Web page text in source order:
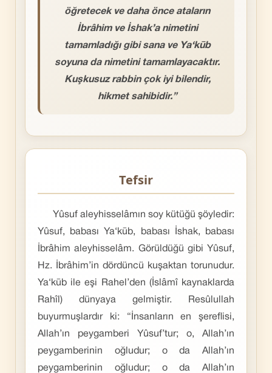
öğretecek ve daha önce ataların
İbrâhim ve İshak’a nimetini
tamamladığı gibi sana ve Ya‘kūb
soyuna da nimetini tamamlayacaktır.
Kuşkusuz rabbin çok iyi bilendir,
hikmet sahibidir.”
Tefsir
Yûsuf aleyhisselâmın soy kütüğü şöyledir:
Yûsuf, babası Ya‘kūb, babası İshak, babası
İbrâhim aleyhisselâm. Görüldüğü gibi Yûsuf,
Hz. İbrâhim’in dördüncü kuşaktan torunudur.
Ya‘kūb ile eşi Rahel’den (İslâmî kaynaklarda
Rahîl) dünyaya gelmiştir. Resûlullah
buyurmuşlardır ki: “İnsanların en şereflisi,
Allah’ın peygamberi Yûsuf’tur; o, Allah’ın
peygamberinin oğludur; o da Allah’ın
peygamberinin oğludur; o da Allah’ın